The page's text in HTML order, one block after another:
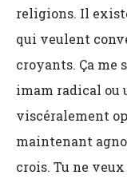
religions. Il
qui veulent
croyants. Ça me
imam radical ou
viscéralement
maintenant
crois. Tu ne